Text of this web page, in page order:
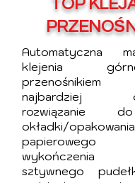
TOP
Automatyczna
klejenia
najbardziej
rozwiązanie
okładki/opakowania
wykończenia
sztywnego